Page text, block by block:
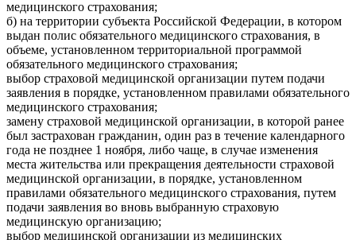
медицинского страхования;
б) на территории субъекта Российской Федерации, в котором
выдан полис обязательного медицинского страхования, в
объеме, установленном территориальной программой
обязательного медицинского страхования;
выбор страховой медицинской организации путем подачи
заявления в порядке, установленном правилами обязательного
медицинского страхования;
замену страховой медицинской организации, в которой ранее
был застрахован гражданин, один раз в течение календарного
года не позднее 1 ноября, либо чаще, в случае изменения
места жительства или прекращения деятельности страховой
медицинской организации, в порядке, установленном
правилами обязательного медицинского страхования, путем
подачи заявления во вновь выбранную страховую
медицинскую организацию;
выбор медицинской организации из медицинских